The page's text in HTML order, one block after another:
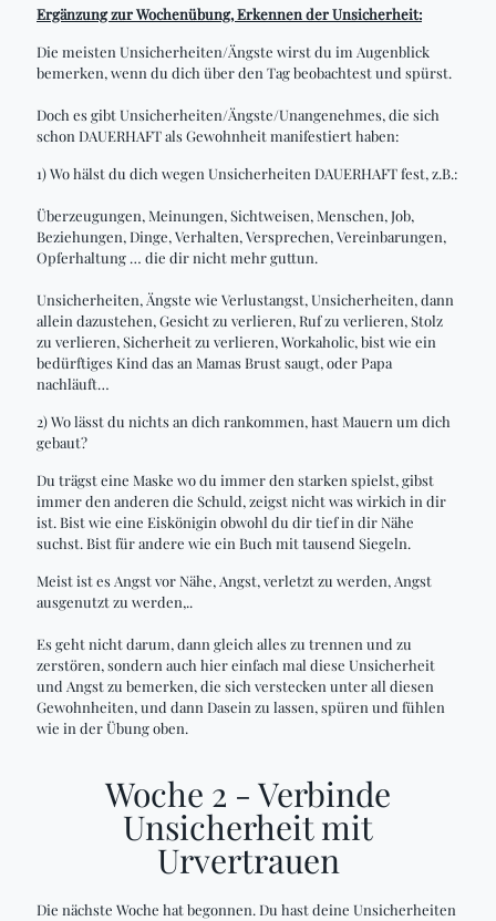
Ergänzung zur Wochenübung, Erkennen der Unsicherheit:
Die meisten Unsicherheiten/Ängste wirst du im Augenblick
bemerken, wenn du dich über den Tag beobachtest und spürst.
Doch es gibt Unsicherheiten/Ängste/Unangenehmes, die sich
schon DAUERHAFT als Gewohnheit manifestiert haben:
1) Wo hälst du dich wegen Unsicherheiten DAUERHAFT fest, z.B.:
Überzeugungen, Meinungen, Sichtweisen, Menschen, Job,
Beziehungen, Dinge, Verhalten, Versprechen, Vereinbarungen,
Opferhaltung … die dir nicht mehr guttun.
Unsicherheiten, Ängste wie Verlustangst, Unsicherheiten, dann
allein dazustehen, Gesicht zu verlieren, Ruf zu verlieren, Stolz
zu verlieren, Sicherheit zu verlieren, Workaholic, bist wie ein
bedürftiges Kind das an Mamas Brust saugt, oder Papa
nachläuft…
2) Wo lässt du nichts an dich rankommen, hast Mauern um dich
gebaut?
Du trägst eine Maske wo du immer den starken spielst, gibst
immer den anderen die Schuld, zeigst nicht was wirkich in dir
ist. Bist wie eine Eiskönigin obwohl du dir tief in dir Nähe
suchst. Bist für andere wie ein Buch mit tausend Siegeln.
Meist ist es Angst vor Nähe, Angst, verletzt zu werden, Angst
ausgenutzt zu werden,..
Es geht nicht darum, dann gleich alles zu trennen und zu
zerstören, sondern auch hier einfach mal diese Unsicherheit
und Angst zu bemerken, die sich verstecken unter all diesen
Gewohnheiten, und dann Dasein zu lassen, spüren und fühlen
wie in der Übung oben.
Woche 2 - Verbinde
Unsicherheit mit
Urvertrauen
Die nächste Woche hat begonnen. Du hast deine Unsicherheiten